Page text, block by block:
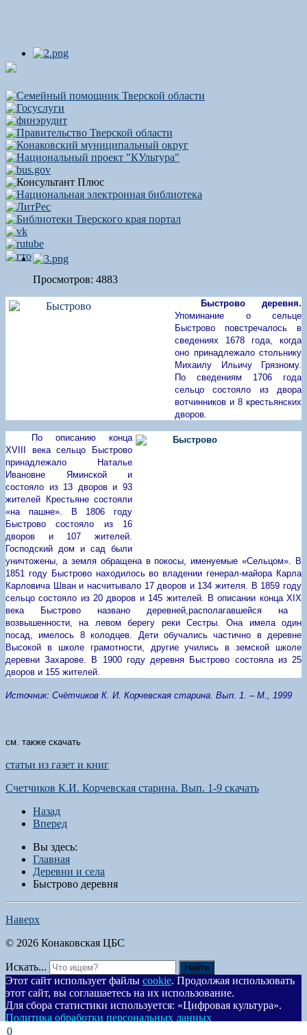
Просмотров: 4883
Быстрово деревня.
Упоминание о сельце
Быстрово повстречалось в
сведениях 1678 года, когда
оно принадлежало стольнику
Михаилу Ильичу Грязному.
По сведениям 1706 года
сельцо состояло из двора
вотчинников и 8 крестьянских
дворов.
По описанию конца
XVIII
века сельцо Быстрово
принадлежало Наталье
Ивановне Яминской и
состояло из 13 дворов и 93
жителей Крестьяне состояли
«на пашне». В 1806 году
Быстрово состояло из 16
дворов и 107 жителей.
Господский дом и сад были
уничтожены, а земля обращена в покосы, именуемые «Сельцом». В
1851 году Быстрово находилось во владении генерал-майора Карла
Карловича Шван и насчитывало 17 дворов и 134 жителя. В 1859 году
сельцо состояло из 20 дворов и 145 жителей. В описании конца XIX
века Быстрово названо деревней,располагавшейся на
возвышенности, на левом берегу реки Сестры. Она имела один
посад, имелось 8 колодцев. Дети обучались частично в деревне
Высокой в школе грамотности, другие учились в земской школе
деревни Захарове. В 1900 году деревня Быстрово состояла из 25
дворов и 155 жителей.
Источник: Счётчиков К. И. Корчевская старина. Вып. 1. – М., 1999
см. также скачать
статьи из газет и книг
Счетчиков К.И. Корчевская старина. Вып. 1-9 скачать
0
Назад
Вперед
Вы здесь:
Главная
Деревни и села
Быстрово деревня
Наверх
© 2026 Конаковская ЦБС
Искать... Найти
Этот сайт использует файлы cookie. Продолжая использовать
этот сайт, вы соглашаетесь на их использование.
Для сбора статистики используется: «Цифровая культура».
Политика обработки персональных данных
Согласен